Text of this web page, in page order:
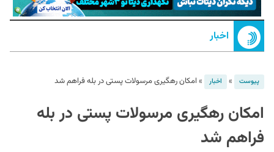
اخبار
پیوست » اخبار » امکان رهگیری مرسولات پستی در بله فراهم شد
امکان رهگیری مرسولات پستی در بله
فراهم شد